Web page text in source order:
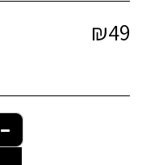
₪49